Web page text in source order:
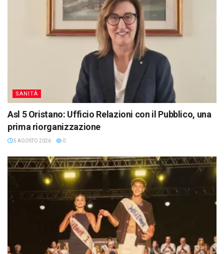
SANITÀ
Asl 5 Oristano: Ufficio Relazioni con il Pubblico, una
prima riorganizzazione
5 AGOSTO 2026 0